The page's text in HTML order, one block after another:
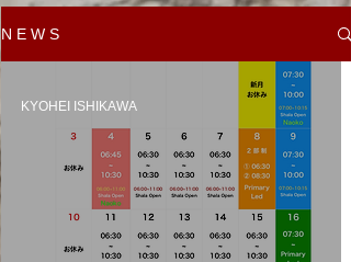
N E W S
KYOHEI ISHIKAWA